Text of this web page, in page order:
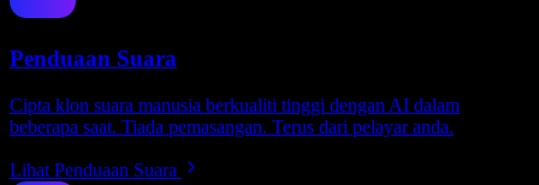
Penduaan Suara
Cipta klon suara manusia berkualiti tinggi dengan AI dalam
beberapa saat. Tiada pemasangan. Terus dari pelayar anda.
Lihat Penduaan Suara